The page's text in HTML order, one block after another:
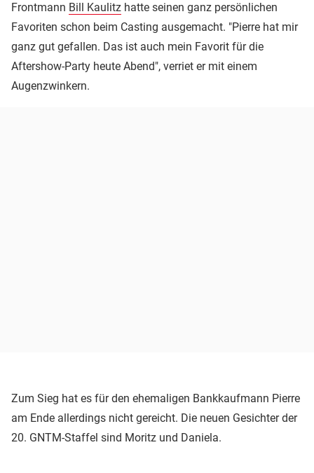
Frontmann Bill Kaulitz hatte seinen ganz persönlichen
Favoriten schon beim Casting ausgemacht. "Pierre hat mir
ganz gut gefallen. Das ist auch mein Favorit für die
Aftershow-Party heute Abend", verriet er mit einem
Augenzwinkern.
Zum Sieg hat es für den ehemaligen Bankkaufmann Pierre
am Ende allerdings nicht gereicht. Die neuen Gesichter der
20. GNTM-Staffel sind Moritz und Daniela.